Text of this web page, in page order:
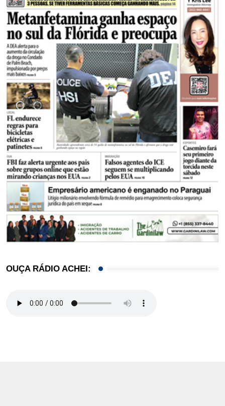
OUÇA RÁDIO ACHEI: